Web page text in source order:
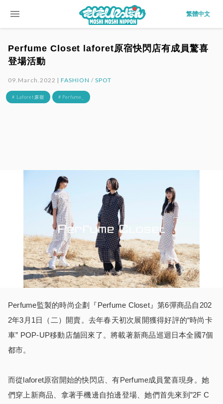
menu 繁體中文
Perfume Closet laforet原宿快閃店有成員驚喜
登場活動
09.March.2022 |FASHION / SPOT
# Laforet原宿 # Perfume_
Perfume監製的時尚企劃『Perfume Closet』第6彈商品自202
2年3月1日（二）開賣。去年春天初次展開獲得好評的“時尚卡
車” POP-UP移動店舗回來了。將載著新商品巡迴日本全國7個
都市。
而從laforet原宿開始的快閃店、有Perfume成員驚喜現身。她
們穿上新商品、拿著手機邊自拍邊登場、她們首先來到”2F C